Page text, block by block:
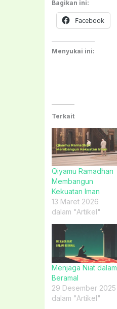
Bagikan ini:
Facebook
Menyukai ini:
Terkait
Qiyamu Ramadhan
Membangun
Kekuatan Iman
13 Maret 2026
dalam "Artikel"
Menjaga Niat dalam
Beramal
29 Desember 2025
dalam "Artikel"